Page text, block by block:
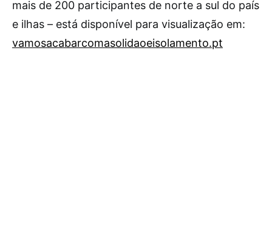
mais de 200 participantes de norte a sul do país
e ilhas – está disponível para visualização em:
vamosacabarcomasolidaoeisolamento.pt